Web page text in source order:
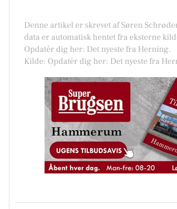
Denne artikel er skrevet af Søren
data er automatisk hentet fra eksterne
Opdatér dig her: Det nyeste fra Herning.
Kilde: Opdatér dig her: Det nyeste fra